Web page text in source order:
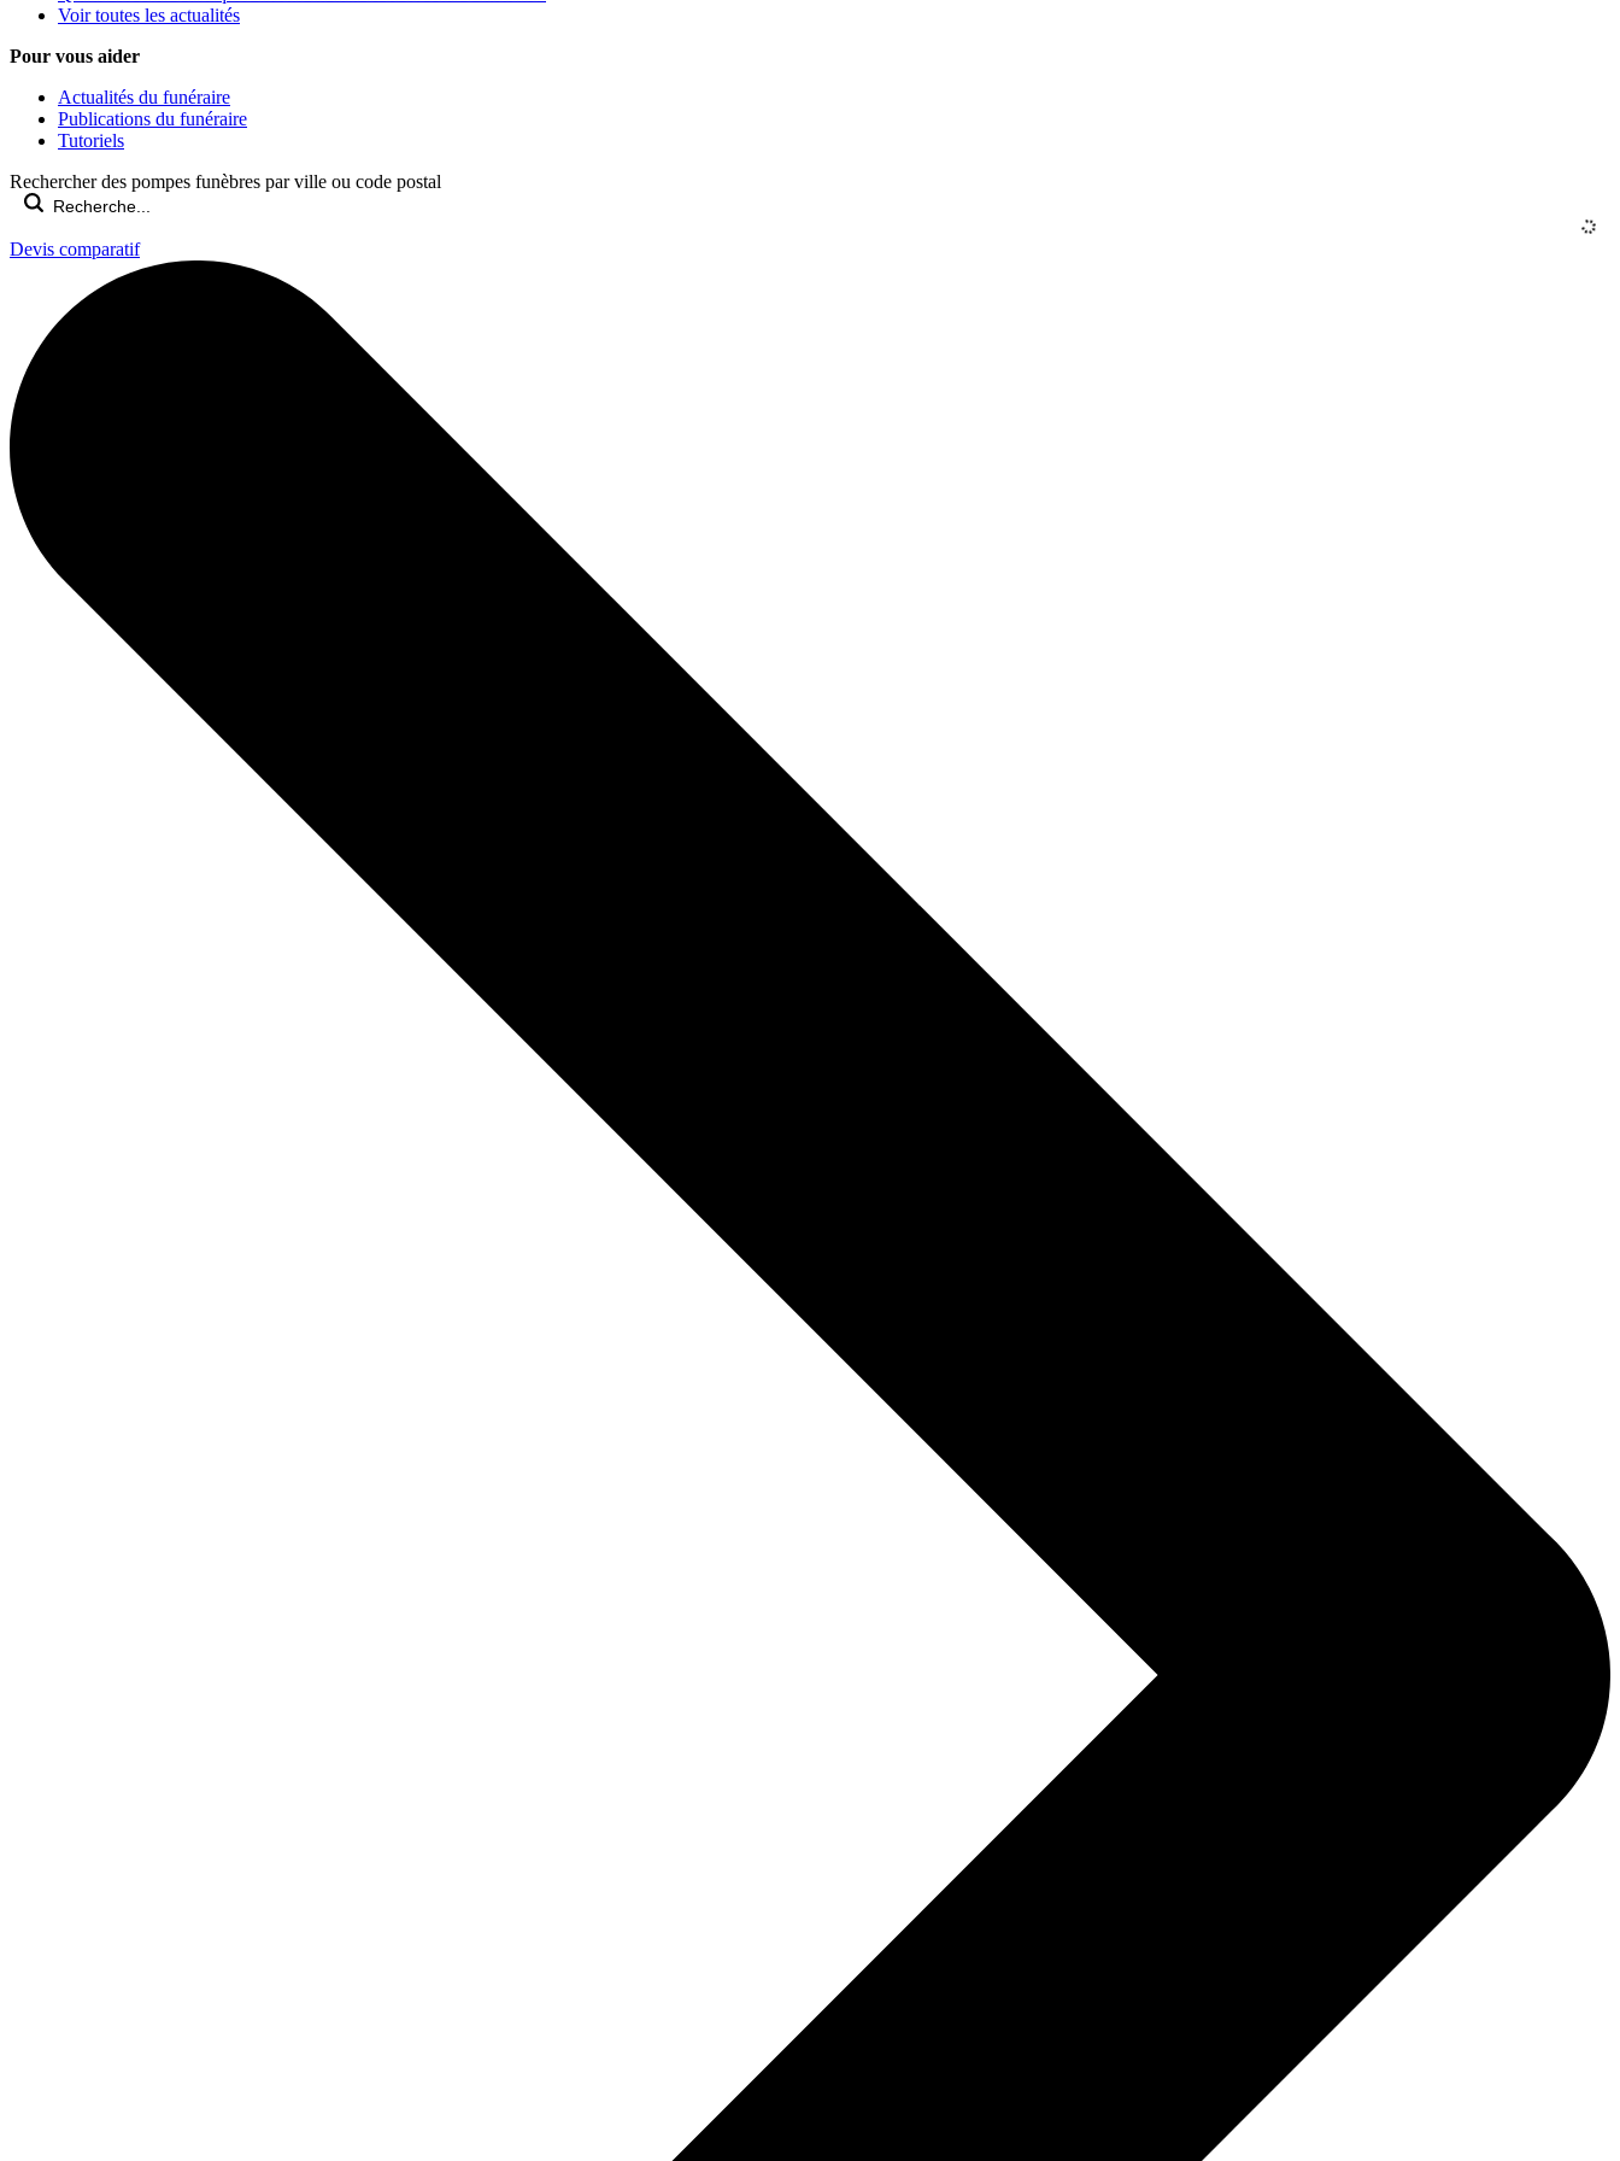
Voir toutes les actualités
Pour vous aider
Actualités du funéraire
Publications du funéraire
Tutoriels
Rechercher des pompes funèbres par ville ou code postal
Devis comparatif